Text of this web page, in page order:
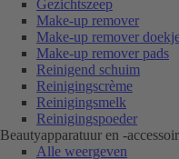
Gezichtszeep
Make-up remover
Make-up remover
Make-up remover pads
Reinigend schuim
Reinigingscrème
Reinigingsmelk
Reinigingspoeder
Beautyapparatuur en -
Alle weergeven